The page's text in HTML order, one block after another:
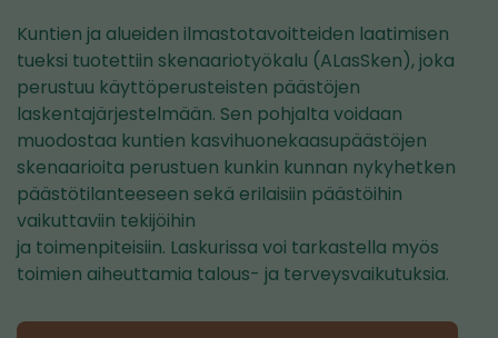
Kuntien ja alueiden ilmastotavoitteiden laatimisen
tueksi tuotettiin skenaariotyökalu (ALasSken), joka
perustuu käyttöperusteisten päästöjen
laskentajärjestelmään. Sen pohjalta voidaan
muodostaa kuntien kasvihuonekaasupäästöjen
skenaarioita perustuen kunkin kunnan nykyhetken
päästötilanteeseen sekä erilaisiin päästöihin
vaikuttaviin tekijöihin
ja toimenpiteisiin. Laskurissa voi tarkastella myös
toimien aiheuttamia talous- ja terveysvaikutuksia.